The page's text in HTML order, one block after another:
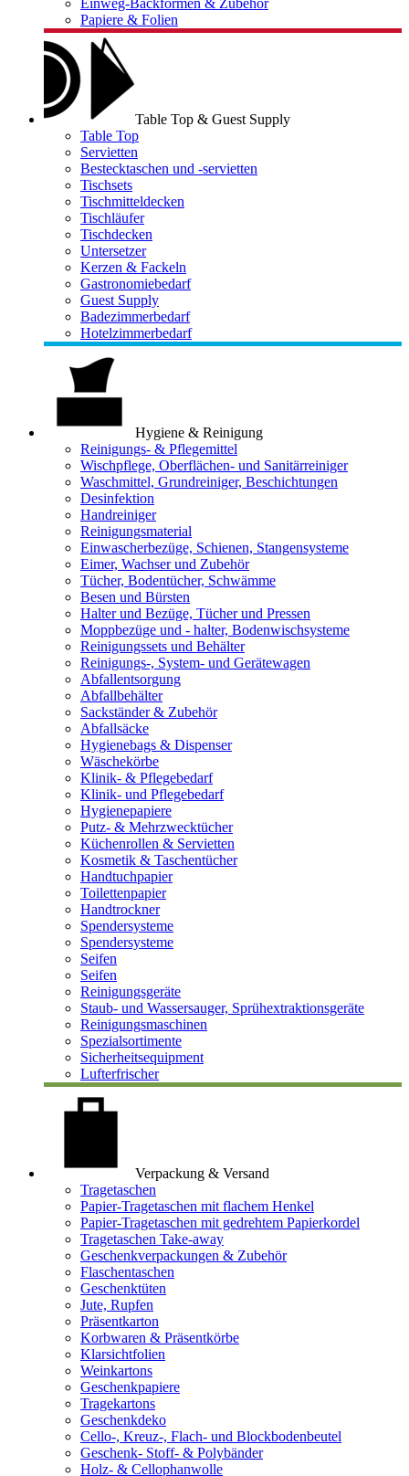
Einweg-Backformen & Zubehör
Papiere & Folien
Table Top & Guest Supply
Table Top
Servietten
Bestecktaschen und -servietten
Tischsets
Tischmitteldecken
Tischläufer
Tischdecken
Untersetzer
Kerzen & Fackeln
Gastronomiebedarf
Guest Supply
Badezimmerbedarf
Hotelzimmerbedarf
Hygiene & Reinigung
Reinigungs- & Pflegemittel
Wischpflege, Oberflächen- und Sanitärreiniger
Waschmittel, Grundreiniger, Beschichtungen
Desinfektion
Handreiniger
Reinigungsmaterial
Einwascherbezüge, Schienen, Stangensysteme
Eimer, Wachser und Zubehör
Tücher, Bodentücher, Schwämme
Besen und Bürsten
Halter und Bezüge, Tücher und Pressen
Moppbezüge und - halter, Bodenwischsysteme
Reinigungssets und Behälter
Reinigungs-, System- und Gerätewagen
Abfallentsorgung
Abfallbehälter
Sackständer & Zubehör
Abfallsäcke
Hygienebags & Dispenser
Wäschekörbe
Klinik- & Pflegebedarf
Klinik- und Pflegebedarf
Hygienepapiere
Putz- & Mehrzwecktücher
Küchenrollen & Servietten
Kosmetik & Taschentücher
Handtuchpapier
Toilettenpapier
Handtrockner
Spendersysteme
Spendersysteme
Seifen
Seifen
Reinigungsgeräte
Staub- und Wassersauger, Sprühextraktionsgeräte
Reinigungsmaschinen
Spezialsortimente
Sicherheitsequipment
Lufterfrischer
Verpackung & Versand
Tragetaschen
Papier-Tragetaschen mit flachem Henkel
Papier-Tragetaschen mit gedrehtem Papierkordel
Tragetaschen Take-away
Geschenkverpackungen & Zubehör
Flaschentaschen
Geschenktüten
Jute, Rupfen
Präsentkarton
Korbwaren & Präsentkörbe
Klarsichtfolien
Weinkartons
Geschenkpapiere
Tragekartons
Geschenkdeko
Cello-, Kreuz-, Flach- und Blockbodenbeutel
Geschenk- Stoff- & Polybänder
Holz- & Cellophanwolle